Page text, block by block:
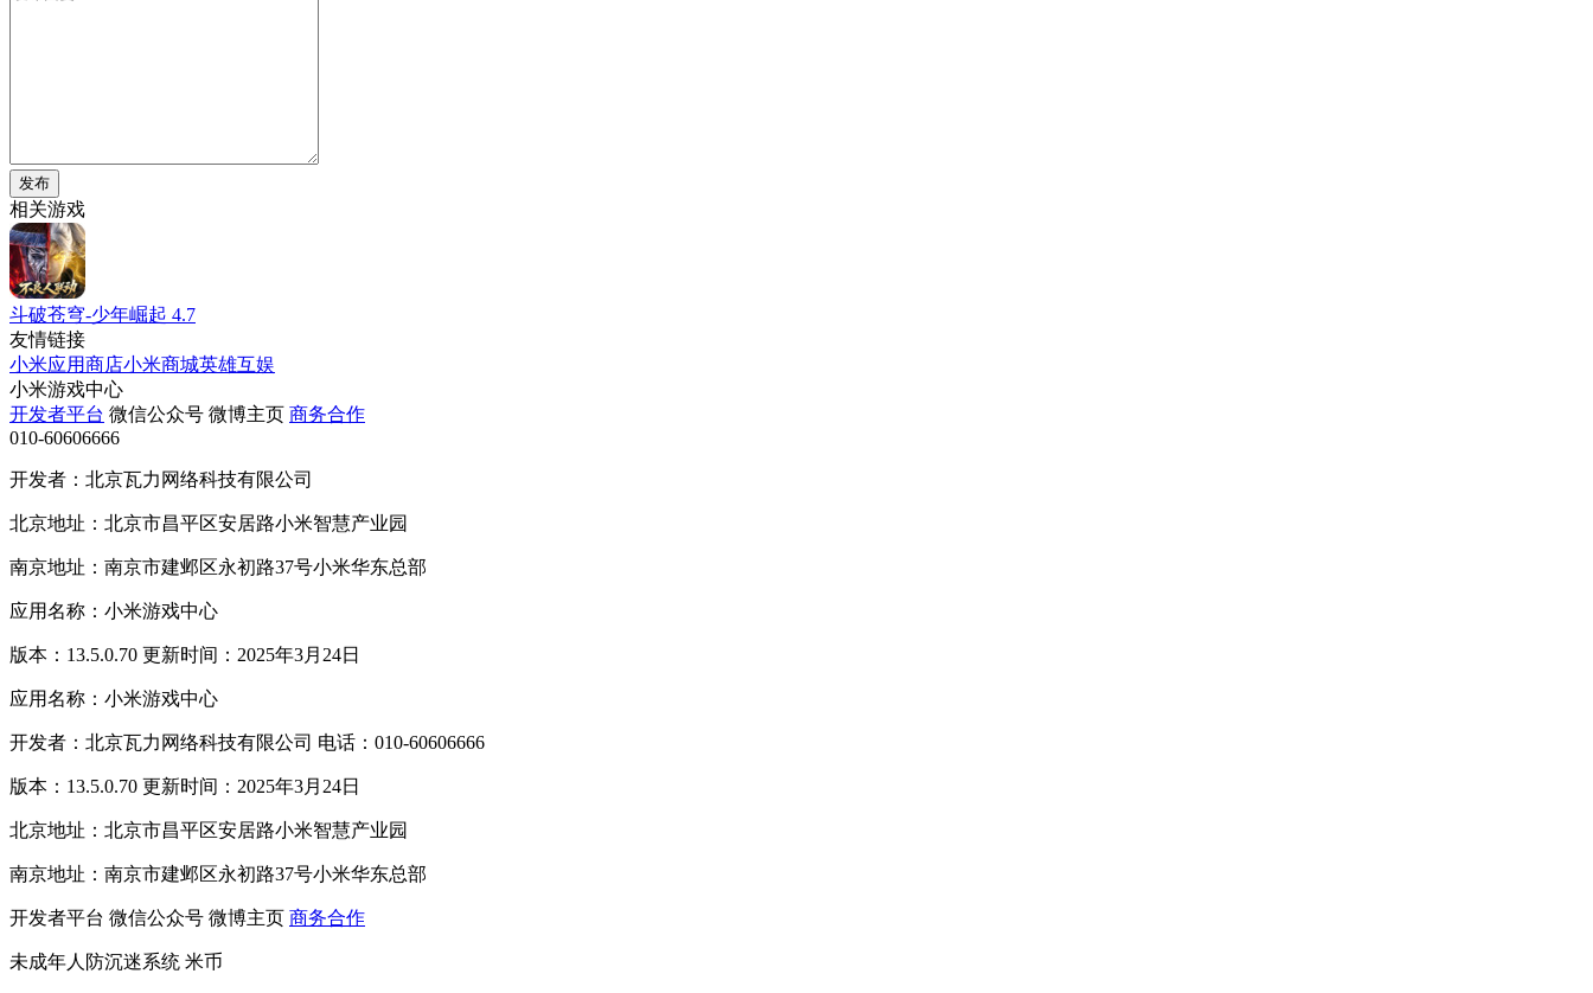
发布
相关游戏
斗破苍穹-少年崛起 4.7
友情链接
小米应用商店小米商城英雄互娱
小米游戏中心
开发者平台 微信公众号 微博主页 商务合作
010-60606666
开发者：北京瓦力网络科技有限公司
北京地址：北京市昌平区安居路小米智慧产业园
南京地址：南京市建邺区永初路37号小米华东总部
应用名称：小米游戏中心
版本：13.5.0.70 更新时间：2025年3月24日
应用名称：小米游戏中心
开发者：北京瓦力网络科技有限公司 电话：010-60606666
版本：13.5.0.70 更新时间：2025年3月24日
北京地址：北京市昌平区安居路小米智慧产业园
南京地址：南京市建邺区永初路37号小米华东总部
开发者平台 微信公众号 微博主页 商务合作
未成年人防沉迷系统 米币